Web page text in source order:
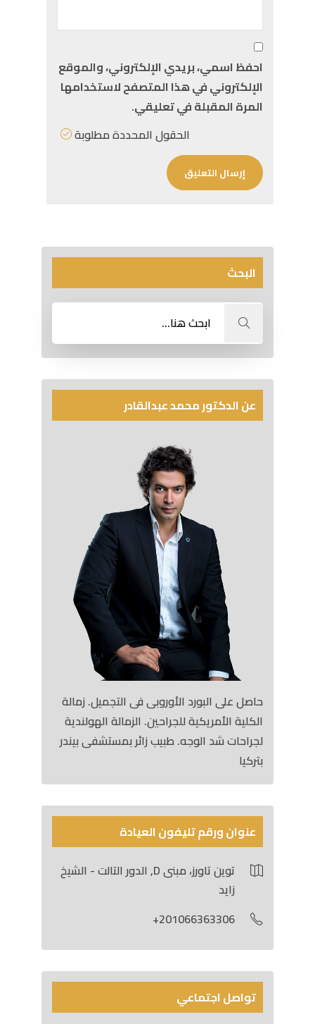
احفظ اسمي، بريدي الإلكتروني، والموقع
الإلكتروني في هذا المتصفح لاستخدامها
المرة المقبلة في تعليقي.
الحقول المحددة مطلوبة
البحث
عن الدكتور محمد عبدالقادر
حاصل على البورد الأوروبى فى التجميل. زمالة
الكلية الأمريكية للجراحين. الزمالة الهولندية
لجراحات شد الوجه. طبيب زائر بمستشفى بيندر
بتركيا
عنوان ورقم تليفون العيادة
توين تاورز، مبنى D, الدور التالت - الشيخ
زايد
201066363306+
تواصل اجتماعي